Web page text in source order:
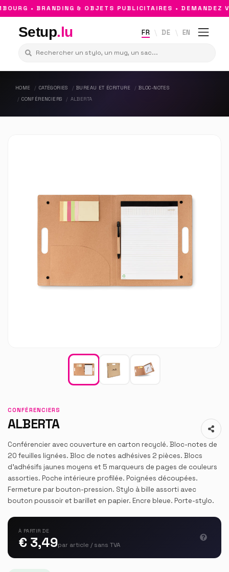
• BRANDING & OBJETS PUBLICITAIRES • DEMANDEZ
Setup.lu FR DE EN
HOME CATÉGORIES BUREAU ET ÉCRITURE
BLOC-NOTES
CONFÉRENCIERS
ALBERTA
CONFÉRENCIERS
ALBERTA
Conférencier avec couverture en carton recyclé. Bloc-notes de
20 feuilles lignées. Bloc de notes adhésives 2 pièces. Blocs
d'adhésifs jaunes moyens et 5 marqueurs de pages de couleurs
assorties. Poche intérieure profilée. Poignées découpées.
Fermeture par bouton-pression. Stylo à bille assorti avec
bouton poussoir et barillet en papier. Encre bleue. Porte-stylo.
À PARTIR DE
€ 3,49par article / sans TVA